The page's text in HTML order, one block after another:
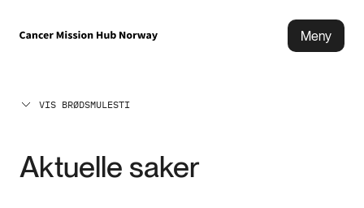
Meny
VIS BRØDSMULESTI
Aktuelle saker